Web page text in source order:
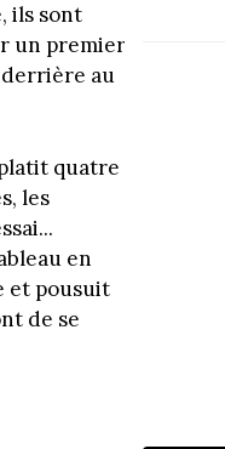
ils sont
un premier
derrière au
quatre
les
en
et pousuit
de se